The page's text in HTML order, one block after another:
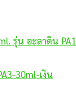
รุ่น อะลาดิน